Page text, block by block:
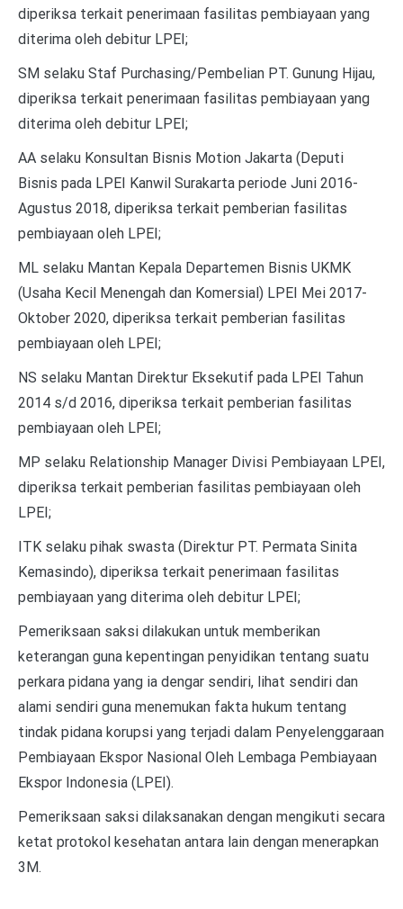
diperiksa terkait penerimaan fasilitas pembiayaan yang
diterima oleh debitur LPEI;
SM selaku Staf Purchasing/Pembelian PT. Gunung Hijau,
diperiksa terkait penerimaan fasilitas pembiayaan yang
diterima oleh debitur LPEI;
AA selaku Konsultan Bisnis Motion Jakarta (Deputi
Bisnis pada LPEI Kanwil Surakarta periode Juni 2016-
Agustus 2018, diperiksa terkait pemberian fasilitas
pembiayaan oleh LPEI;
ML selaku Mantan Kepala Departemen Bisnis UKMK
(Usaha Kecil Menengah dan Komersial) LPEI Mei 2017-
Oktober 2020, diperiksa terkait pemberian fasilitas
pembiayaan oleh LPEI;
NS selaku Mantan Direktur Eksekutif pada LPEI Tahun
2014 s/d 2016, diperiksa terkait pemberian fasilitas
pembiayaan oleh LPEI;
MP selaku Relationship Manager Divisi Pembiayaan LPEI,
diperiksa terkait pemberian fasilitas pembiayaan oleh
LPEI;
ITK selaku pihak swasta (Direktur PT. Permata Sinita
Kemasindo), diperiksa terkait penerimaan fasilitas
pembiayaan yang diterima oleh debitur LPEI;
Pemeriksaan saksi dilakukan untuk memberikan
keterangan guna kepentingan penyidikan tentang suatu
perkara pidana yang ia dengar sendiri, lihat sendiri dan
alami sendiri guna menemukan fakta hukum tentang
tindak pidana korupsi yang terjadi dalam Penyelenggaraan
Pembiayaan Ekspor Nasional Oleh Lembaga Pembiayaan
Ekspor Indonesia (LPEI).
Pemeriksaan saksi dilaksanakan dengan mengikuti secara
ketat protokol kesehatan antara lain dengan menerapkan
3M.